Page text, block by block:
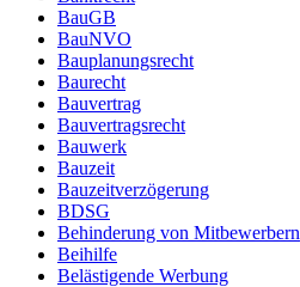
BauGB
BauNVO
Bauplanungsrecht
Baurecht
Bauvertrag
Bauvertragsrecht
Bauwerk
Bauzeit
Bauzeitverzögerung
BDSG
Behinderung von Mitbewerbern
Beihilfe
Belästigende Werbung